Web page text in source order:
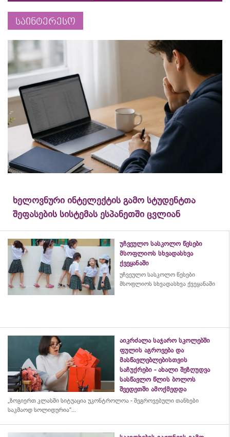
საინტერესო
ხელოვნური ინტელექტის გამო სტუდენტთა
შეფასების სისტემას ესპანეთში ცვლიან
უჩვეულო სასკოლო წესები
მსოფლიოს სხვადასხვა
ქვეყანაში
უჩვეულო სასკოლო წესები
მსოფლიოს სხვადასხვა ქვეყანაში
აიკრძალა საჯარო სკოლებში
ფულის აგროვება და
მასწავლებლებისთვის
საჩუქრები - ახალი შეზღუდვა
სასწავლო წლის ბოლოს
შვედეთში ამოქმედდა
„ზოგიერთ კლასში სიტუაცია უკონტროლოა - შეგროვებული თანხები
საკმაოდ სოლიდურია“...